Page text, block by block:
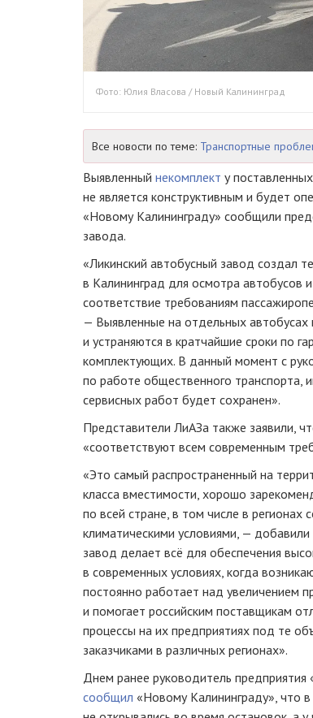
Фото: Юлия Власова / Новый Калининград
Все новости по теме: Транспортные
Выявленный некомплект у
не является конструктивным и будет
«Новому Калининграду» сообщили
завода.
«Ликинский автобусный завод создал
в Калининград для осмотра автобусов
соответствие требованиям
— Выявленные на отдельных
и устраняются в кратчайшие сроки по
комплектующих. В данный момент с
по работе общественного транспорта,
сервисных работ будет сохранен».
Представители ЛиАЗа также заявили,
«соответствуют всем современным
«Это самый распространенный на
класса вместимости, хорошо
по всей стране, в том числе в
климатическими условиями, —
завод делает всё для обеспечения
в современных условиях, когда
постоянно работает над увеличением
и помогает российским поставщикам
процессы на их предприятиях под те
заказчиками в различных регионах».
Днем ранее руководитель
сообщил «Новому Калининграду», что